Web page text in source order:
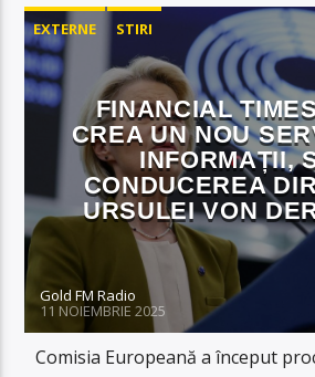
EXTERNE STIRI
FINANCIAL
CREA UN NOU
INFORMAȚII,
CONDUCEREA
URSULEI VON
Gold FM Radio
11 NOIEMBRIE 2025
Comisia Europeană a început